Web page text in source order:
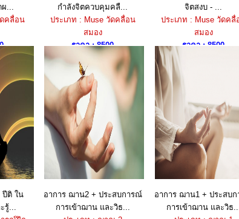
ผ...
คลื่อน
กำลังจิตควบคุมคลื...
ประเภท : Muse วัดคลื่อน
สมอง
ราคา : 8500
จิตสงบ - ...
ประเภท : Muse วัดคลื่
สมอง
ราคา : 8500
ปีติ ใน
รู้...
อาการ ฌาน2 + ประสบการณ์
การเข้าฌาน และวิธ...
อาการ ฌาน1 + ประสบ
การเข้าฌาน และวิธ